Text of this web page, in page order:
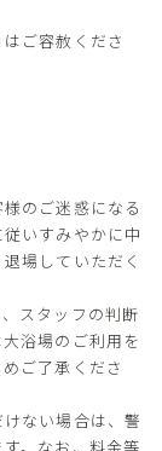
ご容赦くださ
のご迷惑になる
いすみやかに中
場していただく
スタッフの判断
浴場のご利用を
ご了承くださ
ない場合は、警